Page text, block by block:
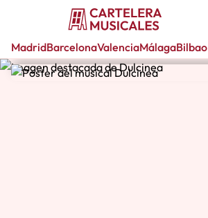
MadridBarcelonaValenciaMálagaBilbao